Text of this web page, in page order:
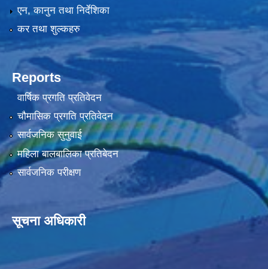
एन, कानुन तथा निर्देशिका
कर तथा शुल्कहरु
Reports
वार्षिक प्रगति प्रतिवेदन
चौमासिक प्रगति प्रतिवेदन
सार्वजनिक सुनुवाई
महिला बालबालिका प्रतिबेदन
सार्वजनिक परीक्षण
सूचना अधिकारी